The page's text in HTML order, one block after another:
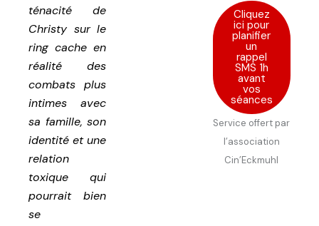
ténacité de
Christy sur le
ring cache en
réalité des
combats plus
intimes avec
sa famille, son
identité et une
relation
toxique qui
pourrait bien
se
Cliquez
ici pour
planifier
un
rappel
SMS 1h
avant
vos
séances
Service offert par
l’association
Cin’Eckmuhl